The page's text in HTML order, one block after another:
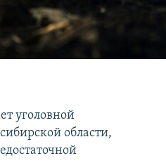
уголовной
области,